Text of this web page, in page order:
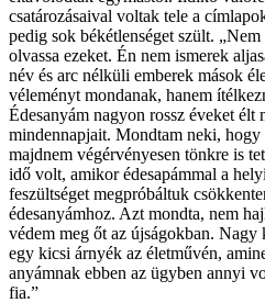
csatározásaival voltak tele a
pedig sok békétlenséget szült.
olvassa ezeket. Én nem ismerek
név és arc nélküli emberek mások
véleményt mondanak, hanem
Édesanyám nagyon rossz éveket élt
mindennapjait. Mondtam neki, hogy
majdnem végérvényesen tönkre is
idő volt, amikor édesapámmal a
feszültséget megpróbáltuk
édesanyámhoz. Azt mondta, nem
védem meg őt az újságokban.
egy kicsi árnyék az életművén,
anyámnak ebben az ügyben annyi
fia.”